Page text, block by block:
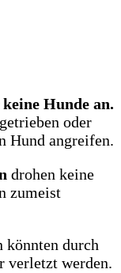
Hunde an.
oder
Hund angreifen.
drohen keine
zumeist
könnten durch
verletzt werden.